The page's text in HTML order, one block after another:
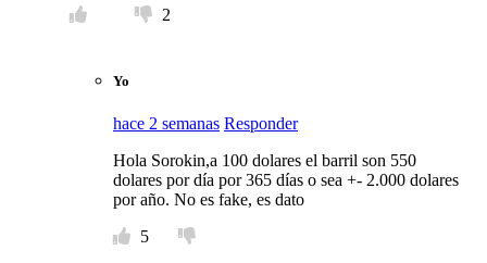
2
Yo
hace 2 semanas Responder
Hola Sorokin,a 100 dolares el barril son 550
dolares por día por 365 días o sea +- 2.000 dolares
por año. No es fake, es dato
5